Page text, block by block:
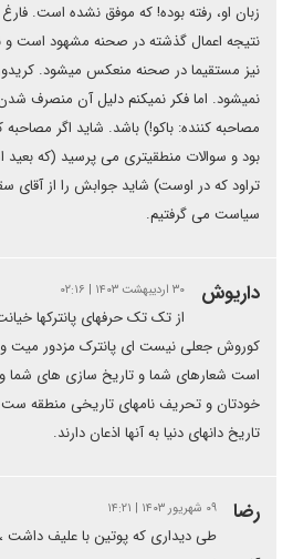
زبان او، رفته بوده! که موفق نشده است. فارغ
نتیجه اعمال گذشته در صحنه مشهود است و
نیز مستقیما در صحنه منعکس میشود. کریدور
نمیشود. اما فکر نمیکنم دلیل آن منصرف
مصاحبه کننده: باکو!) باشد. شاید اگر
بود و سوالات منطقیتری می پرسید (که
تراود که در اوست) شاید جوابش را از آقای
سیاست می گرفتیم.
داریوش ۳۰ اردیبهشت ۱۴۰۳ | ۰۲:۱۶
از تک تک حرفهای پانترکها
کوروش جعلی نیست ای پانترک مزدور میت
است شعارهای شما و تاریخ سازی های شما و
خودتان و تحریف نامهای تاریخی منطقه ست.
تاریخ دانهای دنیا به آنها اذعان دارند.
رضا ۰۹ شهریور ۱۴۰۳ | ۱۴:۲۱
طی دیداری که پوتین با علیف داشت ،